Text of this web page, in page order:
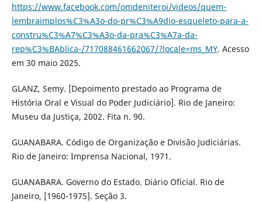
https://www.facebook.com/omdeniteroi/videos/quem-
lembraimplos%C3%A3o-do-pr%C3%A9dio-esqueleto-para-a-
constru%C3%A7%C3%A3o-da-pra%C3%A7a-da-
rep%C3%BAblica-/717088461662067/?locale=ms_MY. Acesso
em 30 maio 2025.
GLANZ, Semy. [Depoimento prestado ao Programa de
História Oral e Visual do Poder Judiciário]. Rio de Janeiro:
Museu da Justiça, 2002. Fita n. 90.
GUANABARA. Código de Organização e Divisão Judiciárias.
Rio de Janeiro: Imprensa Nacional, 1971.
GUANABARA. Governo do Estado. Diário Oficial. Rio de
Janeiro, [1960-1975]. Seção 3.